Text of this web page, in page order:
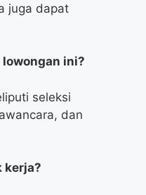
juga dapat
ini?
seleksi
dan
kerja?